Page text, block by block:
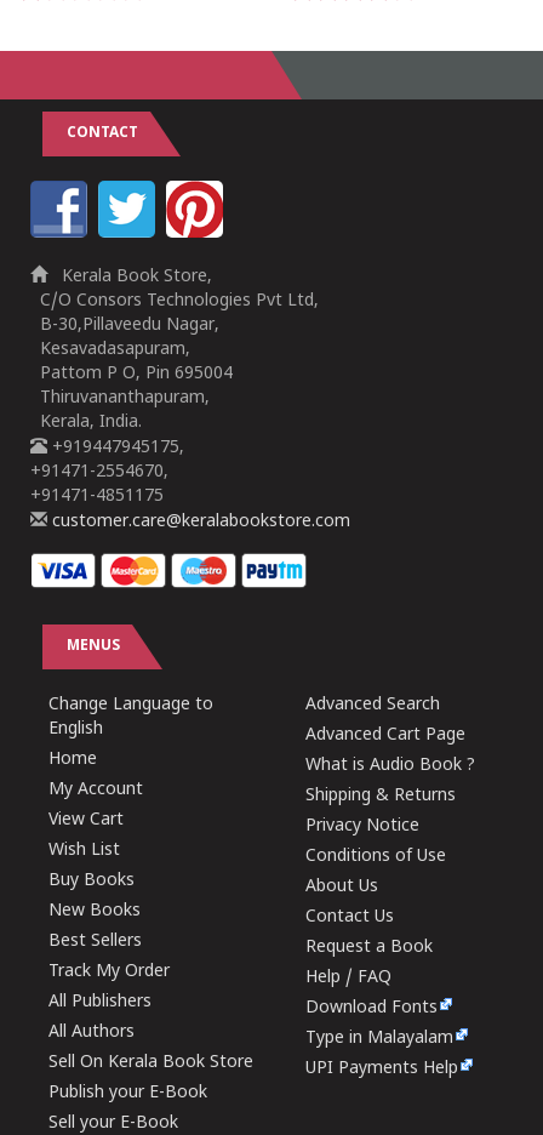
CONTACT
Kerala Book Store,
C/O Consors Technologies Pvt Ltd,
B-30,Pillaveedu Nagar,
Kesavadasapuram,
Pattom P O, Pin 695004
Thiruvananthapuram,
Kerala, India.
+919447945175,
+91471-2554670,
+91471-4851175
customer.care@keralabookstore.com
MENUS
Change Language to
English
Home
My Account
View Cart
Wish List
Buy Books
New Books
Best Sellers
Track My Order
All Publishers
All Authors
Sell On Kerala Book Store
Publish your E-Book
Sell your E-Book
Advanced Search
Advanced Cart Page
What is Audio Book ?
Shipping & Returns
Privacy Notice
Conditions of Use
About Us
Contact Us
Request a Book
Help / FAQ
Download Fonts
Type in Malayalam
UPI Payments Help